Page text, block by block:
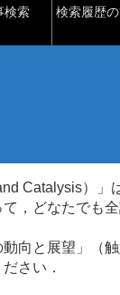
検索 検索履歴
Catalysis）
，どなたでも
向と展望」（
さい．